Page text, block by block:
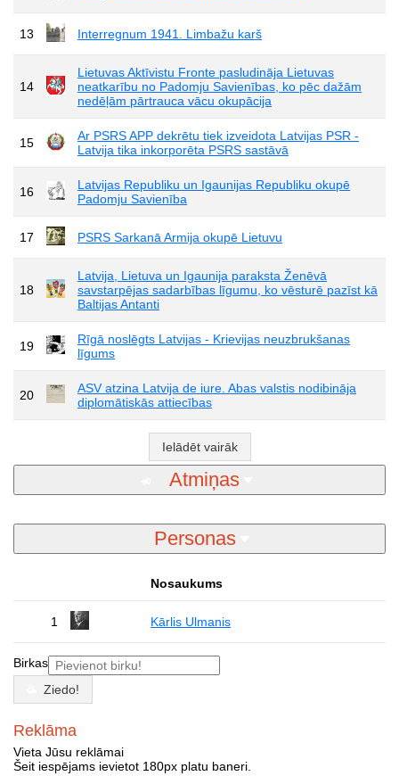
13 Interregnum 1941. Limbažu karš
14
Lietuvas Aktīvistu Fronte pasludināja Lietuvas
neatkarību no Padomju Savienības, ko pēc dažām
nedēļām pārtrauca vācu okupācija
15
Ar PSRS APP dekrētu tiek izveidota Latvijas PSR -
Latvija tika inkorporēta PSRS sastāvā
16
Latvijas Republiku un Igaunijas Republiku okupē
Padomju Savienība
17 PSRS Sarkanā Armija okupē Lietuvu
18
Latvija, Lietuva un Igaunija paraksta Ženēvā
savstarpējas sadarbības līgumu, ko vēsturē pazīst kā
Baltijas Antanti
19
Rīgā noslēgts Latvijas - Krievijas neuzbrukšanas
līgums
20
ASV atzina Latvija de iure. Abas valstis nodibināja
diplomātiskās attiecības
Ielādēt vairāk
Atmiņas
Personas
Nosaukums
1 Kārlis Ulmanis
Birkas
Ziedo!
Reklāma
Vieta Jūsu reklāmai
Šeit iespējams ievietot 180px platu baneri.